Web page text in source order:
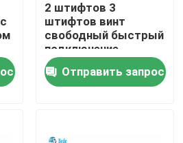
GX
2 штифтов 3
штифтов винт
свободный быстрый
подключение
терминала тянуть
стержень
соединитель сварка
Отправить запрос